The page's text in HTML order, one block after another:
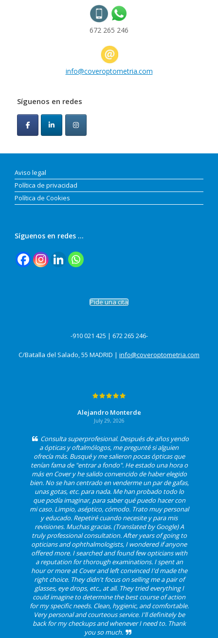
672 265 246
info@coveroptometria.com
Síguenos en redes
Aviso legal
Política de privacidad
Política de Cookies
Síguenos en redes …
Pide una cita
-910 021 425 | 672 265 246-
C/Batalla del Salado, 55 MADRID | info@coveroptometria.com
Alejandro Monterde
July 29, 2026
Consulta superprofesional. Después de años yendo
a ópticas y oftalmólogos, me pregunté si alguien
ofrecía más. Busqué y me salieron pocas ópticas que
tenían fama de "entrar a fondo". He estado una hora o
más en Cover y he salido convencido de haber elegido
bien. No se han centrado en venderme un par de gafas,
unas gotas, etc. para nada. Me han probado todo lo
que podía imaginar, para saber qué puedo hacer con
mi caso. Limpio, aséptico, cómodo. Trato muy personal
y educado. Repetiré cuando necesite y para mis
revisiones. Muchas gracias. (Translated by Google) A
truly professional consultation. After years of going to
opticians and ophthalmologists, I wondered if anyone
offered more. I searched and found few opticians with
a reputation for thorough examinations. I spent an
hour or more at Cover and left convinced I'd made the
right choice. They didn't focus on selling me a pair of
glasses, eye drops, etc., at all. They tried everything I
could imagine to determine the best course of action
for my specific needs. Clean, hygienic, and comfortable.
Very personal and courteous service. I'll definitely be
back for my checkups and whenever I need to. Thank
you so much.